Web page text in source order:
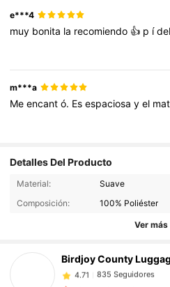
e***4
muy bonita la recomiendo 👍 p í
m***a
Meencantó. Esespaciosayel
Detalles Del Producto
Material:
Suave
Composición:
100% Poliéster
Ver más
Birdjoy County
835 Seguidores
835 Seguidores
835 Seguidores
4.71
4.71 835 Seguidores